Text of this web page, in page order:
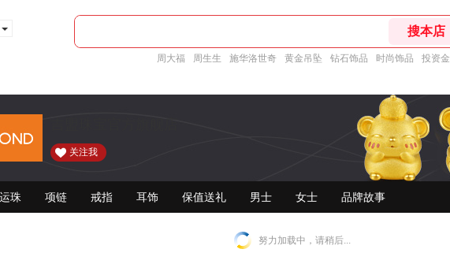
周大福 周生生 施华洛世奇 黄金吊坠 钻石饰品 时尚饰品 投资金
关注我
珠 项链 戒指 耳饰 保值送礼 男士 女士 品牌故事
努力加载中，请稍后...